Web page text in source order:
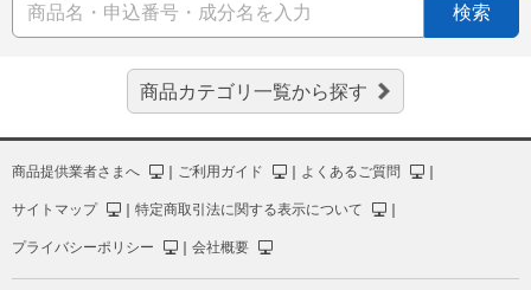
検索
商品カテゴリ一覧から探す
商品提供業者さまへ ｜ ご利用ガイド ｜ よくあるご質問 ｜
サイトマップ ｜ 特定商取引法に関する表示について ｜
プライバシーポリシー ｜ 会社概要